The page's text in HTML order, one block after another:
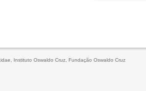
Instituto Oswaldo Cruz, Fundação Oswaldo Cruz